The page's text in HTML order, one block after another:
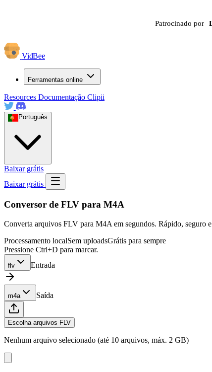
Patrocinado por
VidBee
Ferramentas online
Resources Documentação Clipii
Português
Baixar grátis
Baixar grátis
Conversor de FLV para M4A
Converta arquivos FLV para M4A em segundos. Rápido, seguro
Processamento localSem uploadsGrátis para sempre
Pressione Ctrl+D para marcar.
flv Entrada
m4a Saída
Escolha arquivos FLV
Nenhum arquivo selecionado (até 10 arquivos, máx. 2 GB)